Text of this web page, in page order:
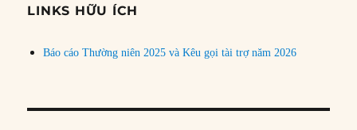
đề
LINKS HỮU ÍCH
Báo cáo Thường niên 2025 và Kêu gọi tài trợ năm 2026